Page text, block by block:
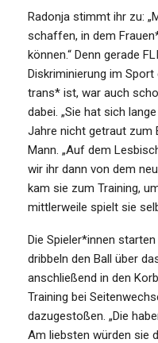
Radonja stimmt ihr zu:
schaffen, in dem
können.“ Denn gerade
Diskriminierung im Sport
trans* ist, war auch
dabei. „Sie hat sich
Jahre nicht getraut zum
Mann. „Auf dem
wir ihr dann von dem
kam sie zum Training,
mittlerweile spielt sie
Die Spieler*innen
dribbeln den Ball über
anschließend in den
Training bei
dazugestoßen. „Die
Am liebsten würden sie